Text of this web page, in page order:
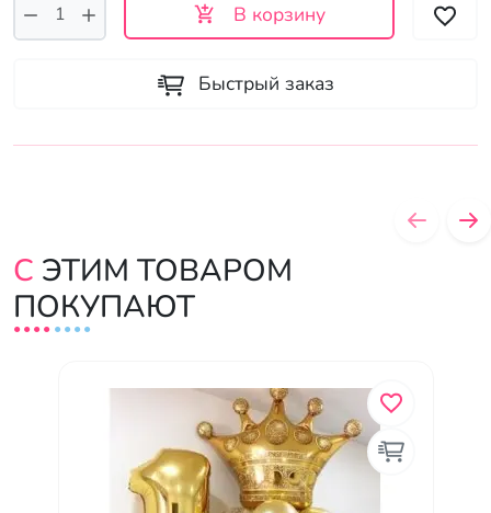
В корзину
Быстрый заказ
С ЭТИМ ТОВАРОМ
ПОКУПАЮТ